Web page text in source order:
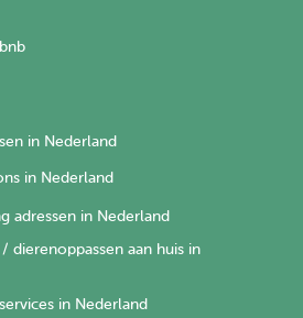
in Nederland
in Nederland
adressen in Nederland
dierenoppassen aan huis in
in Nederland